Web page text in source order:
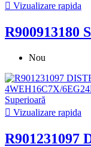
 Vizualizare rapida
R900913180
Nou
 Vizualizare rapida
R901231097